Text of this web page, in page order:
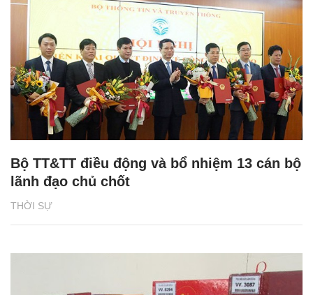
THỜI SỰ
Bộ TT&TT điều động và bổ nhiệm 13 cán bộ
lãnh đạo chủ chốt